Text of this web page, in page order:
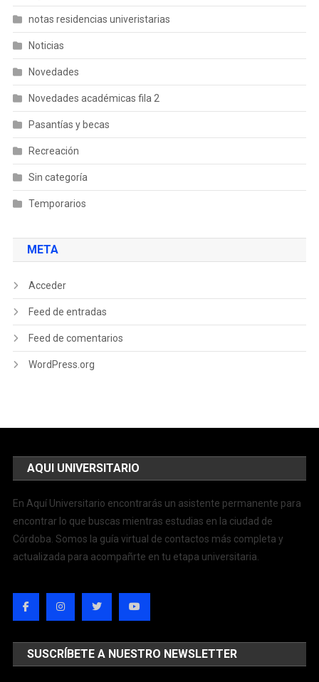
notas residencias univeristarias
Noticias
Novedades
Novedades académicas fila 2
Pasantías y becas
Recreación
Sin categoría
Temporarios
META
Acceder
Feed de entradas
Feed de comentarios
WordPress.org
AQUI UNIVERSITARIO
En Aquí Universitario encontrarás un asistente permanente para
encontrar lo que buscas mientras estudias en la ciudad de
Córdoba. Somos la guía virtual de contactos más completa y
actualizada para acompañrte en tu etapa universitaria.
SUSCRÍBETE A NUESTRO NEWSLETTER